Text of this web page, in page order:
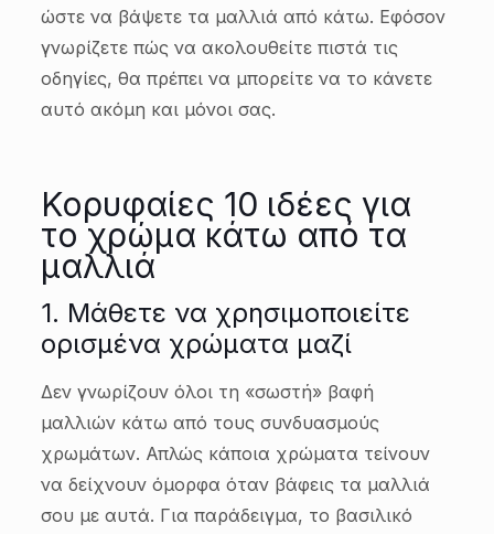
ώστε να βάψετε τα μαλλιά από κάτω. Εφόσον
γνωρίζετε πώς να ακολουθείτε πιστά τις
οδηγίες, θα πρέπει να μπορείτε να το κάνετε
αυτό ακόμη και μόνοι σας.
Κορυφαίες 10 ιδέες για
το χρώμα κάτω από τα
μαλλιά
1. Μάθετε να χρησιμοποιείτε
ορισμένα χρώματα μαζί
Δεν γνωρίζουν όλοι τη «σωστή» βαφή
μαλλιών κάτω από τους συνδυασμούς
χρωμάτων. Απλώς κάποια χρώματα τείνουν
να δείχνουν όμορφα όταν βάφεις τα μαλλιά
σου με αυτά. Για παράδειγμα, το βασιλικό